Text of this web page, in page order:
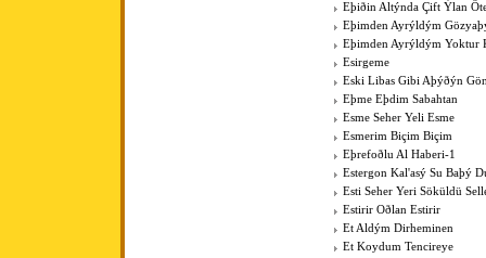
Eþiðin Altýnda Çift Ýlan
Eþimden Ayrýldým
Eþimden Ayrýldým Yoktur
Esirgeme
Eski Libas Gibi Aþýðýn
Eþme Eþdim Sabahtan
Esme Seher Yeli Esme
Esmerim Biçim Biçim
Eþrefoðlu Al Haberi-1
Estergon Kal'asý Su Baþý
Esti Seher Yeri Söküldü
Estirir Oðlan Estirir
Et Aldým Dirheminen
Et Koydum Tencireye